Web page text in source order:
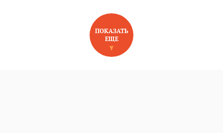
НОВОЕ НА САЙТЕ
ПОКАЗАТЬ
ЕЩЕ